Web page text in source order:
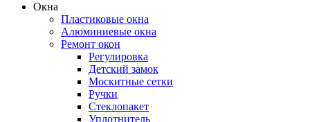
Окна
Пластиковые окна
Алюминиевые окна
Ремонт окон
Регулировка
Детский замок
Москитные сетки
Ручки
Стеклопакет
Уплотнитель